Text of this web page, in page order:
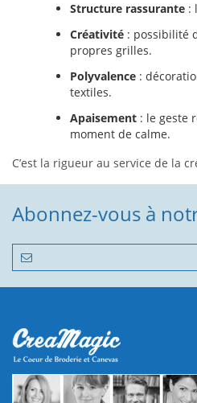
Structure rassurante :
Créativité : possibilité
propres grilles.
Polyvalence :
textiles.
Apaisement : le geste
moment de calme.
C’est la rigueur au service de la
Abonnez-vous à